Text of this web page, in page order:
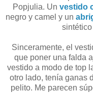
Popjulia. Un vestido
negro y camel y un
Sinceramente, el
que poner una falda
vestido a modo de top
otro lado, tenía ganas
pelito. Me parecen